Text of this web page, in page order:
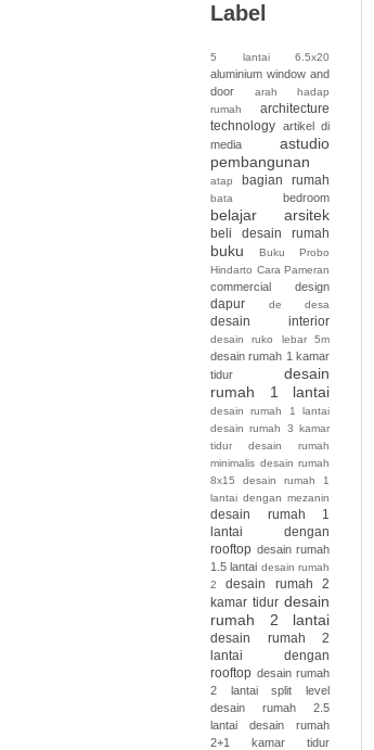
Label
5 lantai 6.5x20
aluminium window and
door
arah hadap
rumah
architecture
technology artikel di
media
astudio
pembangunan
atap bagian rumah
bata bedroom
belajar arsitek
beli desain rumah
buku
Buku Probo
Hindarto Cara Pameran
commercial design
dapur de desa
desain interior
desain ruko lebar 5m
desain rumah 1 kamar
tidur
desain
rumah 1 lantai
desain rumah 1 lantai
desain rumah 3 kamar
tidur desain rumah
minimalis desain rumah
8x15
desain rumah 1
lantai dengan mezanin
desain rumah 1
lantai dengan
rooftop desain rumah
1.5 lantai desain rumah
2
desain rumah 2
kamar tidur desain
rumah 2 lantai
desain rumah 2
lantai dengan
rooftop desain rumah
2 lantai split level
desain rumah 2.5
lantai
desain rumah
2+1 kamar tidur